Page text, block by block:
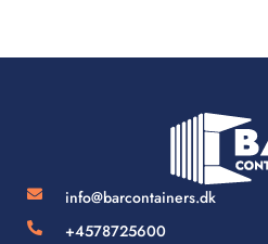
info@barcontainers.dk
+4578725600